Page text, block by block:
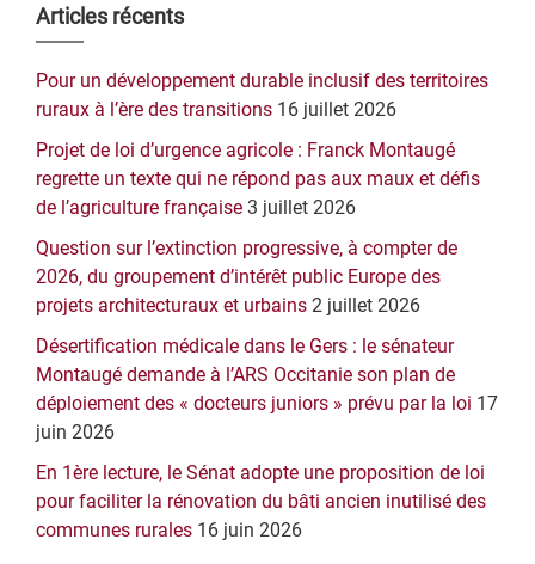
Barre
latérale
principale
Articles récents
Pour un développement durable inclusif des territoires
ruraux à l’ère des transitions 16 juillet 2026
Projet de loi d’urgence agricole : Franck Montaugé
regrette un texte qui ne répond pas aux maux et défis
de l’agriculture française 3 juillet 2026
Question sur l’extinction progressive, à compter de
2026, du groupement d’intérêt public Europe des
projets architecturaux et urbains 2 juillet 2026
Désertification médicale dans le Gers : le sénateur
Montaugé demande à l’ARS Occitanie son plan de
déploiement des « docteurs juniors » prévu par la loi 17
juin 2026
En 1ère lecture, le Sénat adopte une proposition de loi
pour faciliter la rénovation du bâti ancien inutilisé des
communes rurales 16 juin 2026